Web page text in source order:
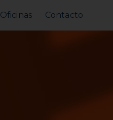
Oficinas Contacto